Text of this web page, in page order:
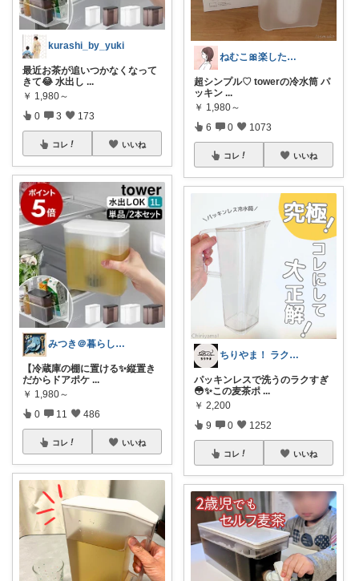
kurashi_by_yuki
最近お茶が追いつかなくなって
きて😂 水出し ...
￥ 1,980～
0 3 173
コレ いいね
みつき＠暮らしのお気に入り
【冷蔵庫の棚に置ける✨縦置き
だからドアポケ ...
￥ 1,980～
0 11 486
コレ いいね
ねむこ🎀楽したいママの購入品ほぼオリ写
超シンプル♡ towerの冷水筒 パ
ッキン ...
￥ 1,980～
6 0 1073
コレ いいね
ちりやま！ ラク×便利グッズ🫧
パッキンレスで洗うのラクすぎ
😳✨この麦茶ポ ...
￥ 2,200
9 0 1252
コレ いいね